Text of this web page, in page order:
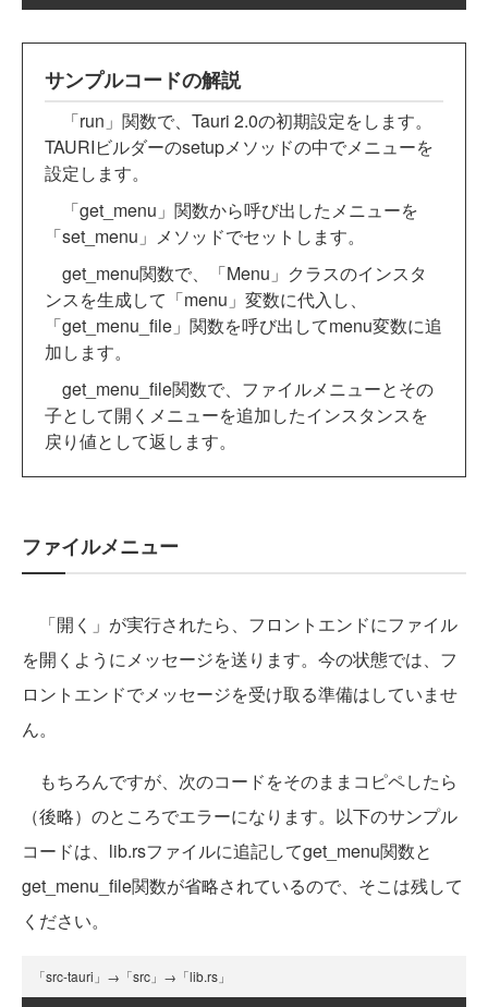
サンプルコードの解説
「run」関数で、Tauri 2.0の初期設定をします。
TAURIビルダーのsetupメソッドの中でメニューを
設定します。
「get_menu」関数から呼び出したメニューを
「set_menu」メソッドでセットします。
get_menu関数で、「Menu」クラスのインスタ
ンスを生成して「menu」変数に代入し、
「get_menu_file」関数を呼び出してmenu変数に追
加します。
get_menu_file関数で、ファイルメニューとその
子として開くメニューを追加したインスタンスを
戻り値として返します。
ファイルメニュー
「開く」が実行されたら、フロントエンドにファイル
を開くようにメッセージを送ります。今の状態では、フ
ロントエンドでメッセージを受け取る準備はしていませ
ん。
もちろんですが、次のコードをそのままコピペしたら
（後略）のところでエラーになります。以下のサンプル
コードは、lib.rsファイルに追記してget_menu関数と
get_menu_file関数が省略されているので、そこは残して
ください。
「src-tauri」→「src」→「lib.rs」